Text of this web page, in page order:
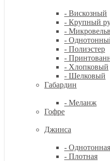
- Вискозный
- Крупный
-
-
- Полиэстер
-
- Хлопковый
- Шелковый
Габардин
- Меланж
Гофре
Джинса
- Однотонная
- Плотная